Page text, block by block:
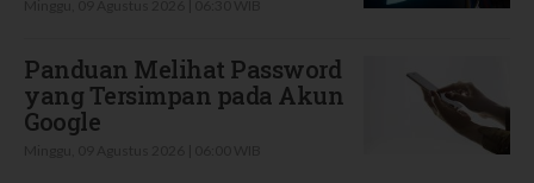
Panduan Melihat Password
yang Tersimpan pada Akun
Google